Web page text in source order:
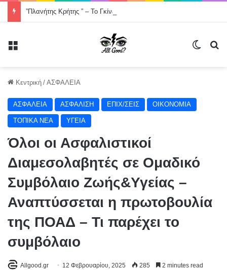
Κεντρική / ΑΣΦΑΛΕΙΑ
ΑΣΦΑΛΕΙΑ ΑΣΦΑΛΙΣΗ ΕΠΙΧ/ΣΕΙΣ ΟΙΚΟΝΟΜΙΑ
ΤΟΠΙΚΑ ΝΕΑ ΥΓΕΙΑ
Όλοι οι Ασφαλιστικοί
Διαμεσολαβητές σε Ομαδικό
Συμβόλαιο Ζωής&Υγείας –
Αναπτύσσεται η πρωτοβουλία
της ΠΟΑΔ – Τι παρέχει το
συμβόλαιο
Allgood.gr 12 Φεβρουαρίου, 2025 285 2 minutes read